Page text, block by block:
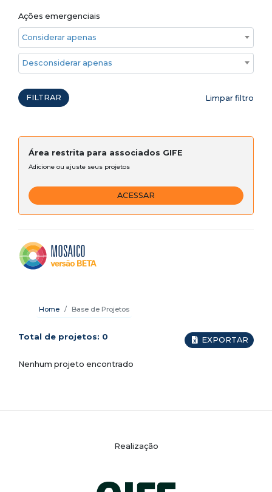
Ações emergenciais
Considerar apenas ações emergenciais
Desconsiderar apenas ações emergenciais
FILTRAR Limpar filtro
Área restrita para associados GIFE
Adicione ou ajuste seus projetos
ACESSAR
Home Base de Projetos
Total de projetos: 0 EXPORTAR
Nenhum projeto encontrado
Realização